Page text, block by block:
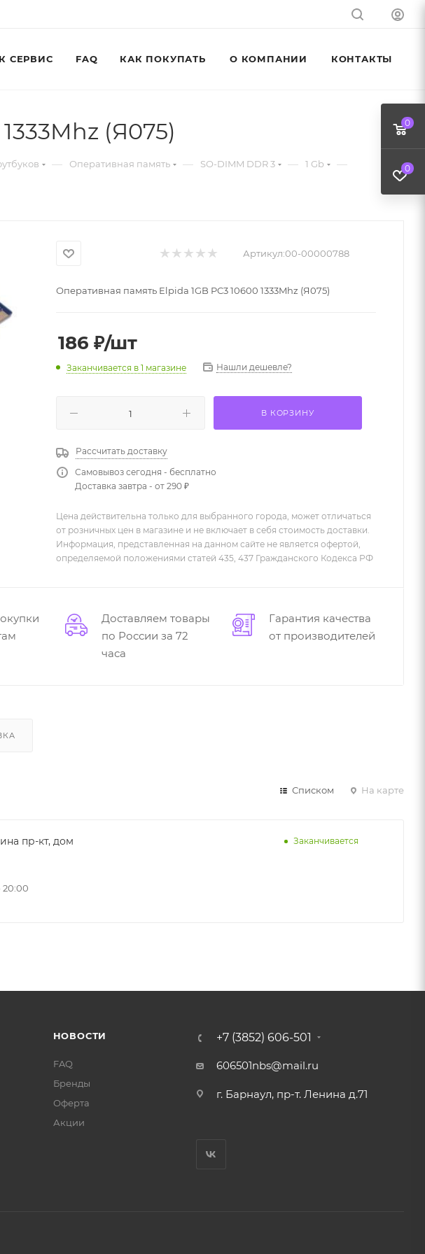
СЕРВИС FAQ КАК ПОКУПАТЬ О КОМПАНИИ КОНТАКТЫ
(Я075)
— Оперативная память — SO-DIMM DDR 3 — 1 Gb —
Артикул:00-00000788
Оперативная память Elpida 1GB PC3 10600 1333Mhz (Я075)
186 ₽/шт
Заканчивается в 1 магазине Нашли дешевле?
В КОРЗИНУ
Рассчитать доставку
Самовывоз сегодня - бесплатно
Доставка завтра - от 290 ₽
Цена действительна только для выбранного города, может отличаться
от розничных цен в магазине и не включает в себя стоимость доставки.
Информация, представленная на данном сайте не является офертой,
определяемой положениями статей 435, 437 Гражданского Кодекса РФ
Доставляем товары
по России за 72
часа
Гарантия качества
от производителей
Списком На карте
пр-кт, дом
20:00
Заканчивается
НОВОСТИ
FAQ
Бренды
Оферта
Акции
+7 (3852) 606-501
606501nbs@mail.ru
г. Барнаул, пр-т. Ленина д.71
0
0